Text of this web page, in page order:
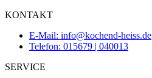
KONTAKT
E-Mail: info@kochend-heiss.de
Telefon: 015679 | 040013
SERVICE